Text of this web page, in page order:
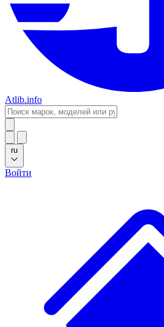
Atlib.info
ru
Войти